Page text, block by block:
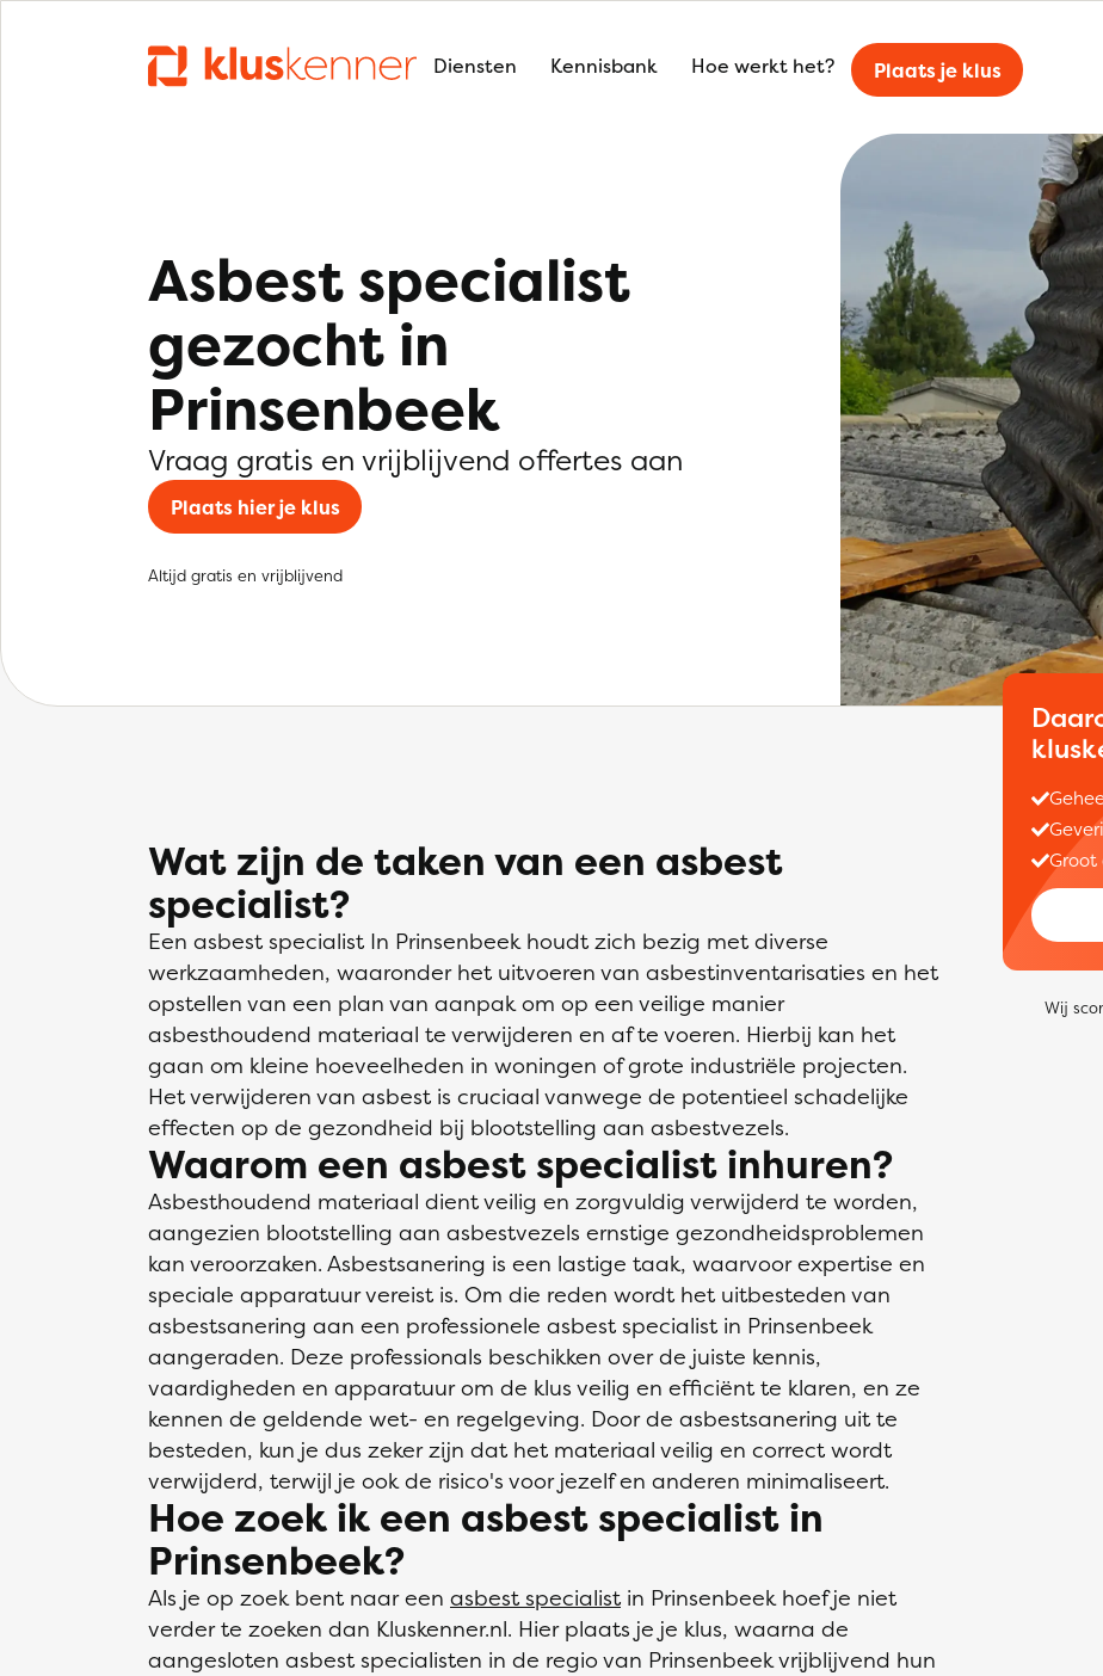
Diensten Kennisbank Hoe werkt het? Plaats je klus
Asbest specialist
gezocht in
Prinsenbeek
Vraag gratis en vrijblijvend offertes aan
Plaats hier je klus
Altijd gratis en vrijblijvend
Wat zijn de taken van een asbest
specialist?
Een asbest specialist In Prinsenbeek houdt zich bezig met diverse
werkzaamheden, waaronder het uitvoeren van asbestinventarisaties en het
opstellen van een plan van aanpak om op een veilige manier
asbesthoudend materiaal te verwijderen en af te voeren. Hierbij kan het
gaan om kleine hoeveelheden in woningen of grote industriële projecten.
Het verwijderen van asbest is cruciaal vanwege de potentieel schadelijke
effecten op de gezondheid bij blootstelling aan asbestvezels.
Waarom een asbest specialist inhuren?
Asbesthoudend materiaal dient veilig en zorgvuldig verwijderd te worden,
aangezien blootstelling aan asbestvezels ernstige gezondheidsproblemen
kan veroorzaken. Asbestsanering is een lastige taak, waarvoor expertise en
speciale apparatuur vereist is. Om die reden wordt het uitbesteden van
asbestsanering aan een professionele asbest specialist in Prinsenbeek
aangeraden. Deze professionals beschikken over de juiste kennis,
vaardigheden en apparatuur om de klus veilig en efficiënt te klaren, en ze
kennen de geldende wet- en regelgeving. Door de asbestsanering uit te
besteden, kun je dus zeker zijn dat het materiaal veilig en correct wordt
verwijderd, terwijl je ook de risico's voor jezelf en anderen minimaliseert.
Hoe zoek ik een asbest specialist in
Prinsenbeek?
Als je op zoek bent naar een asbest specialist in Prinsenbeek hoef je niet
verder te zoeken dan Kluskenner.nl. Hier plaats je je klus, waarna de
aangesloten asbest specialisten in de regio van Prinsenbeek vrijblijvend hun
Wij